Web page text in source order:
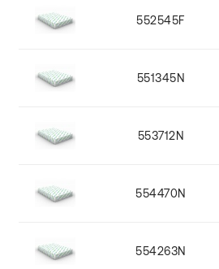
552545F
551345N
553712N
554470N
554263N